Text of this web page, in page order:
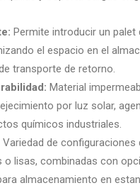
Permite introducir un
el espacio en el
transporte de retorno.
Material
por luz solar,
químicos industriales.
Variedad de configuraciones
o lisas, combinadas con
almacenamiento en